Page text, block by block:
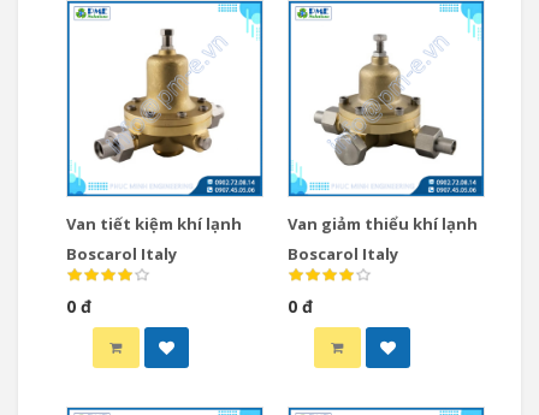
Van tiết kiệm khí lạnh
Boscarol Italy
0 đ
Van giảm thiểu khí lạnh
Boscarol Italy
0 đ